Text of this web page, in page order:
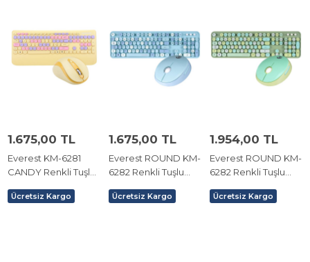
1.675,00 TL
Everest KM-6281
CANDY Renkli Tuşlu
Multimedia Klavye +
Ücretsiz Kargo
1.675,00 TL
Everest ROUND KM-
6282 Renkli Tuşlu
Multimedia Klavye +
Ücretsiz Kargo
1.954,00 TL
Everest ROUND KM-
6282 Renkli Tuşlu
Multimedia Klavye +
Ücretsiz Kargo